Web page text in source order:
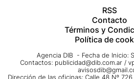
RSS
Contacto
Términos y
Política de
Agencia DIB - Fecha de Inicio:
Contactos: publicidad@dib.com.ar /
Dirección de las oficinas: Calle 48 Nº